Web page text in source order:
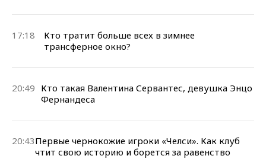
17:18
Кто тратит больше всех в зимнее
трансферное окно?
20:49 Кто такая Валентина Сервантес, девушка Энцо
Фернандеса
20:43Первые чернокожие игроки «Челси». Как клуб
чтит свою историю и борется за равенство